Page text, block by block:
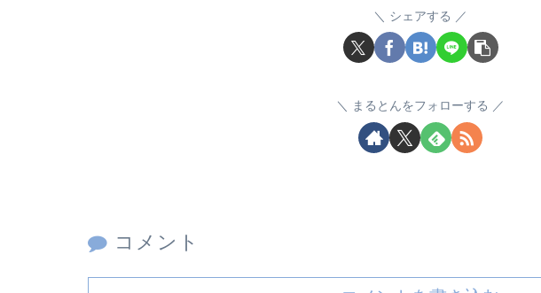
シェアする
まるとんをフォローする
コメント